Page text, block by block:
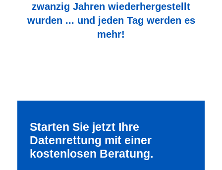
zwanzig Jahren wiederhergestellt
wurden ... und jeden Tag werden es
mehr!
Starten Sie jetzt Ihre
Datenrettung mit einer
kostenlosen Beratung.